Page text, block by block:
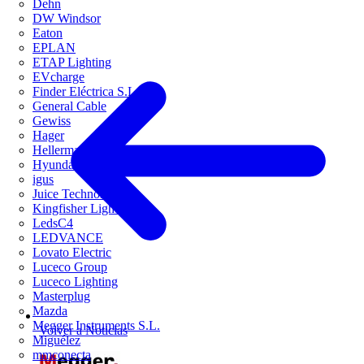
Dehn
DW Windsor
Eaton
EPLAN
ETAP Lighting
EVcharge
Finder Eléctrica S.L.U
General Cable
Gewiss
Hager
HellermannTyton
Hyundai Electric
igus
Juice Technology
Kingfisher Lighting
LedsC4
LEDVANCE
Lovato Electric
Luceco Group
Luceco Lighting
Masterplug
Mazda
Megger Instruments S.L.
Miguélez
mmconecta
Volver a Noticias